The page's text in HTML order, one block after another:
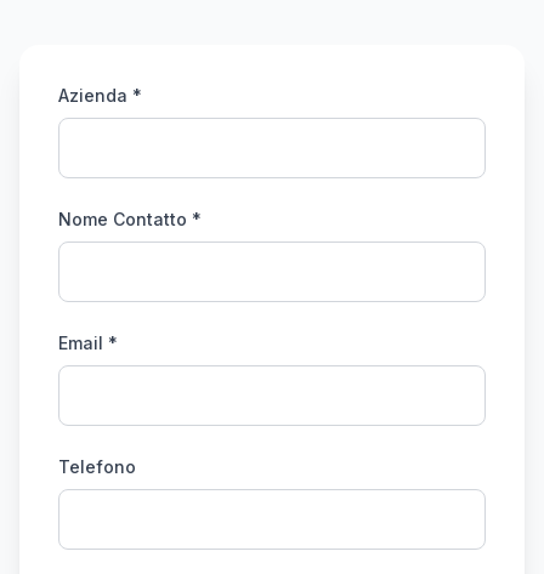
Azienda *
Nome Contatto *
Email *
Telefono